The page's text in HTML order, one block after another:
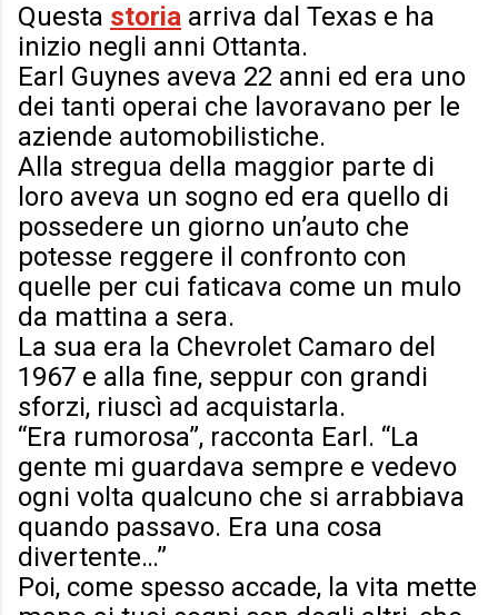
Questa storia arriva dal Texas e ha
inizio negli anni Ottanta.
Earl Guynes aveva 22 anni ed era uno
dei tanti operai che lavoravano per le
aziende automobilistiche.
Alla stregua della maggior parte di
loro aveva un sogno ed era quello di
possedere un giorno un’auto che
potesse reggere il confronto con
quelle per cui faticava come un mulo
da mattina a sera.
La sua era la Chevrolet Camaro del
1967 e alla fine, seppur con grandi
sforzi, riuscì ad acquistarla.
“Era rumorosa”, racconta Earl. “La
gente mi guardava sempre e vedevo
ogni volta qualcuno che si arrabbiava
quando passavo. Era una cosa
divertente…”
Poi, come spesso accade, la vita mette